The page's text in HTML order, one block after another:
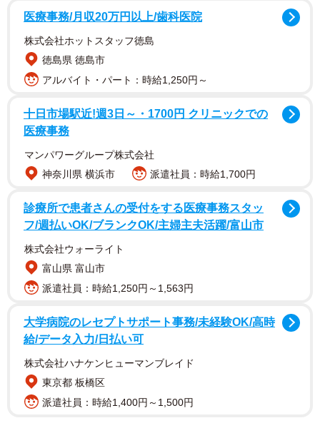
（瀬尾一樹さん提供）
医療事務/月収20万円以上/歯科医院
株式会社ホットスタッフ徳島
徳島県 徳島市
アルバイト・パート：時給1,250円～
十日市場駅近!週3日～・1700円 クリニックでの
医療事務
マンパワーグループ株式会社
神奈川県 横浜市
派遣社員：時給1,700円
診療所で患者さんの受付をする医療事務スタッ
フ/週払いOK/ブランクOK/主婦主夫活躍/富山市
株式会社ウォーライト
富山県 富山市
派遣社員：時給1,250円～1,563円
大学病院のレセプトサポート事務/未経験OK/高時
給/データ入力/日払い可
株式会社ハナケンヒューマンブレイド
東京都 板橋区
派遣社員：時給1,400円～1,500円